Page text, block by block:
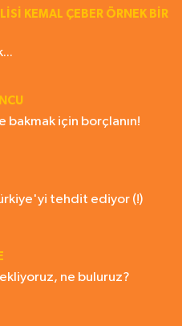
KEMAL ÇEBER ÖRNEK BİR
bakmak için borçlanın!
tehdit ediyor (!)
ne buluruz?